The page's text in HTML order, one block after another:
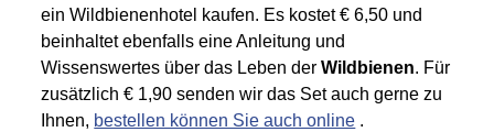
ein Wildbienenhotel kaufen. Es kostet € 6,50 und
beinhaltet ebenfalls eine Anleitung und
Wissenswertes über das Leben derWildbienen. Für
zusätzlich € 1,90 senden wir das Set auch gerne zu
Ihnen, bestellen können Sie auch online .